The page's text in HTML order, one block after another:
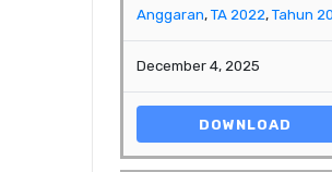
Anggaran, TA 2022, Tahun
December 4, 2025
DOWNLOAD